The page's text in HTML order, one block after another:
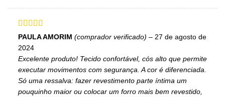
Avaliação
PAULA AMORIM (comprador verificado) – 27 de agosto de
2024
Excelente produto! Tecido confortável, cós alto que permite
executar movimentos com segurança. A cor é diferenciada.
Só uma ressalva: fazer revestimento parte íntima um
pouquinho maior ou colocar um forro mais bem revestido,